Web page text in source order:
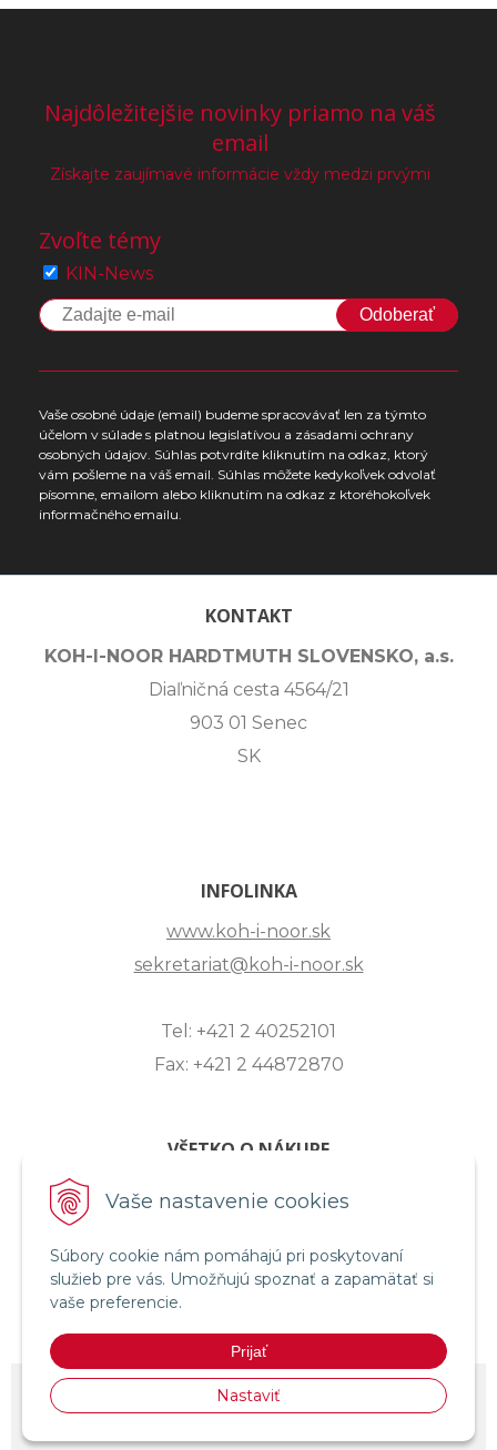
Vaše nastavenie cookies
Súbory cookie nám pomáhajú pri poskytovaní
služieb pre vás. Umožňujú spoznať a zapamätať si
vaše preferencie.
Prijať
Nastaviť
Najdôležitejšie novinky priamo na váš
email
Získajte zaujímavé informácie vždy medzi prvými
Zvoľte témy
KIN-News
Odoberať
Vaše osobné údaje (email) budeme spracovávať len za týmto
účelom v súlade s platnou legislatívou a zásadami ochrany
osobných údajov. Súhlas potvrdíte kliknutím na odkaz, ktorý
vám pošleme na váš email. Súhlas môžete kedykoľvek odvolať
písomne, emailom alebo kliknutím na odkaz z ktoréhokoľvek
informačného emailu.
KONTAKT
KOH-I-NOOR HARDTMUTH SLOVENSKO, a.s.
Diaľničná cesta 4564/21
903 01 Senec
SK
INFOLINKA
www.koh-i-noor.sk
sekretariat@koh-i-noor.sk
Tel: +421 2 40252101
Fax: +421 2 44872870
VŠETKO O NÁKUPE
ZASLANIE OTÁZKY
OBCHODNÉ PODMIENKY
REKLAMAČNÝ PORIADOK
© 2026 KOH-I-NOOR HARDTMUTH SLOVENSKO • e-shop